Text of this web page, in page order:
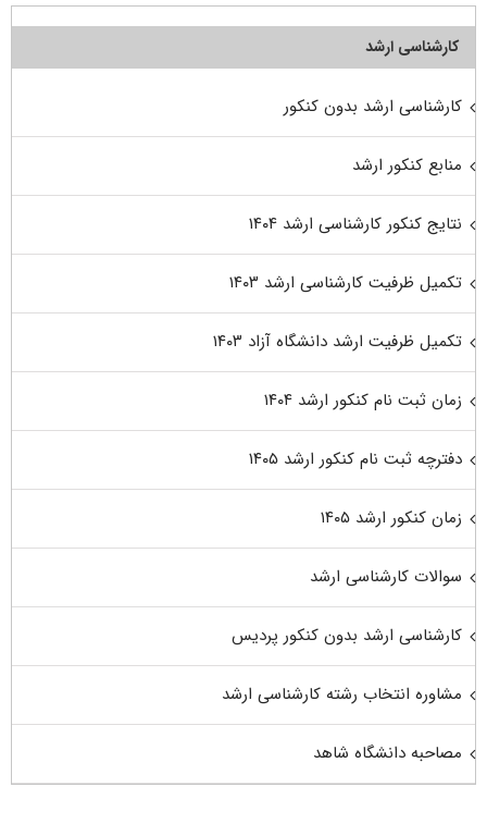
کارشناسی ارشد
کارشناسی ارشد بدون کنکور
منابع کنکور ارشد
نتایج کنکور کارشناسی ارشد ۱۴۰۴
تکمیل ظرفیت کارشناسی ارشد ۱۴۰۳
تکمیل ظرفیت ارشد دانشگاه آزاد ۱۴۰۳
زمان ثبت نام کنکور ارشد ۱۴۰۴
دفترچه ثبت نام کنکور ارشد ۱۴۰۵
زمان کنکور ارشد ۱۴۰۵
سوالات کارشناسی ارشد
کارشناسی ارشد بدون کنکور پردیس
مشاوره انتخاب رشته کارشناسی ارشد
مصاحبه دانشگاه شاهد